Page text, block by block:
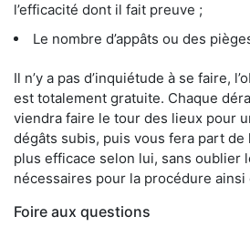
l’efficacité dont il fait preuve ;
Le nombre d’appâts ou des
Il n’y a pas d’inquiétude à se faire,
est totalement gratuite. Chaque
viendra faire le tour des lieux pour
dégâts subis, puis vous fera part
plus efficace selon lui, sans oublier
nécessaires pour la procédure ainsi
Foire aux questions